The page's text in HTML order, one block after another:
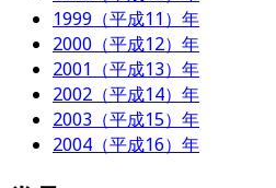
1999（平成11）年
2000（平成12）年
2001（平成13）年
2002（平成14）年
2003（平成15）年
2004（平成16）年